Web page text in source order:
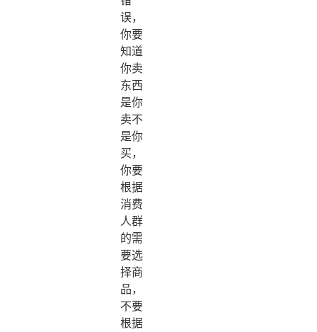
误，
你要
知道
你卖
东西
是你
卖不
是你
买，
你要
根据
消费
人群
的需
要选
择商
品，
不要
根据